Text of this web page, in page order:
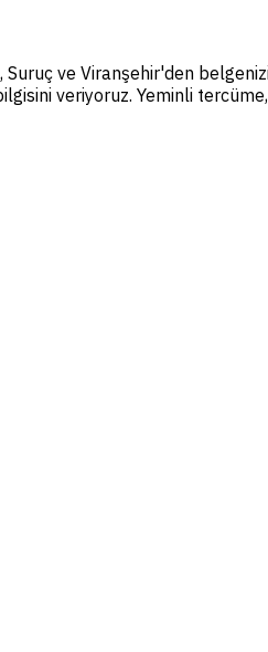
ve Viranşehir'den
veriyoruz. Yeminli